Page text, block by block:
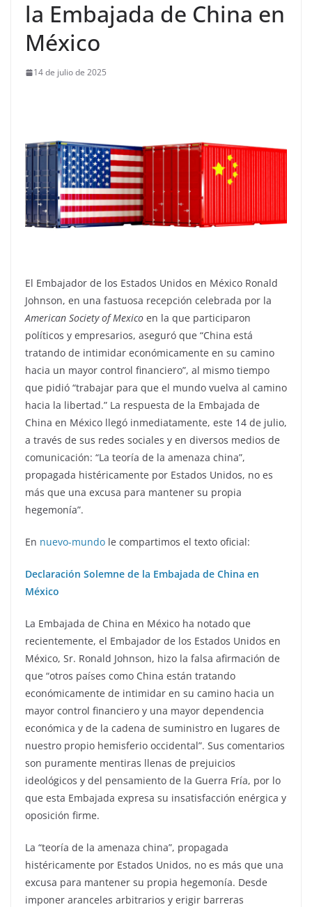
la Embajada de China en
México
14 de julio de 2025
El Embajador de los Estados Unidos en México Ronald
Johnson, en una fastuosa recepción celebrada por la
American Society of Mexico en la que participaron
políticos y empresarios, aseguró que “China está
tratando de intimidar económicamente en su camino
hacia un mayor control financiero”, al mismo tiempo
que pidió “trabajar para que el mundo vuelva al camino
hacia la libertad.” La respuesta de la Embajada de
China en México llegó inmediatamente, este 14 de julio,
a través de sus redes sociales y en diversos medios de
comunicación: “La teoría de la amenaza china”,
propagada histéricamente por Estados Unidos, no es
más que una excusa para mantener su propia
hegemonía”.
En nuevo-mundo le compartimos el texto oficial:
Declaración Solemne de la Embajada de China en
México
La Embajada de China en México ha notado que
recientemente, el Embajador de los Estados Unidos en
México, Sr. Ronald Johnson, hizo la falsa afirmación de
que “otros países como China están tratando
económicamente de intimidar en su camino hacia un
mayor control financiero y una mayor dependencia
económica y de la cadena de suministro en lugares de
nuestro propio hemisferio occidental”. Sus comentarios
son puramente mentiras llenas de prejuicios
ideológicos y del pensamiento de la Guerra Fría, por lo
que esta Embajada expresa su insatisfacción enérgica y
oposición firme.
La “teoría de la amenaza china”, propagada
histéricamente por Estados Unidos, no es más que una
excusa para mantener su propia hegemonía. Desde
imponer aranceles arbitrarios y erigir barreras